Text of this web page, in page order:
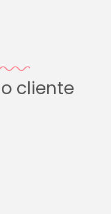
cliente